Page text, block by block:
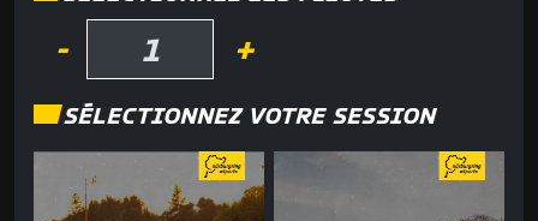
- +
SÉLECTIONNEZ VOTRE SESSION